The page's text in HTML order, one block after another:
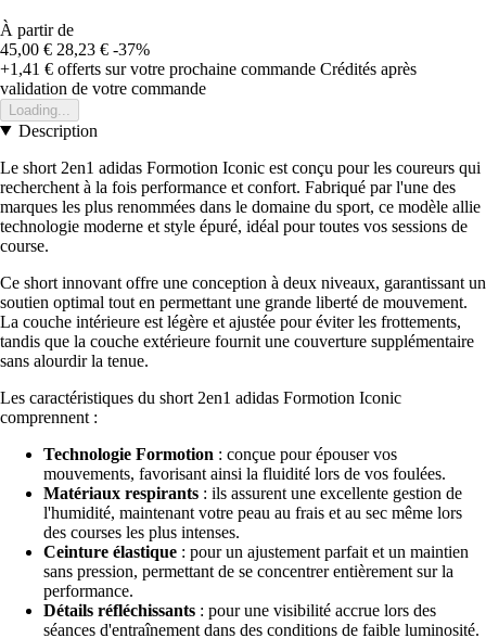
À partir de
45,00 € 28,23 € -37%
+1,41 € offerts sur votre prochaine commande Crédités après
validation de votre commande
Loading...
Description
Le short 2en1 adidas Formotion Iconic est conçu pour les coureurs qui
recherchent à la fois performance et confort. Fabriqué par l'une des
marques les plus renommées dans le domaine du sport, ce modèle allie
technologie moderne et style épuré, idéal pour toutes vos sessions de
course.
Ce short innovant offre une conception à deux niveaux, garantissant un
soutien optimal tout en permettant une grande liberté de mouvement.
La couche intérieure est légère et ajustée pour éviter les frottements,
tandis que la couche extérieure fournit une couverture supplémentaire
sans alourdir la tenue.
Les caractéristiques du short 2en1 adidas Formotion Iconic
comprennent :
Technologie Formotion : conçue pour épouser vos
mouvements, favorisant ainsi la fluidité lors de vos foulées.
Matériaux respirants : ils assurent une excellente gestion de
l'humidité, maintenant votre peau au frais et au sec même lors
des courses les plus intenses.
Ceinture élastique : pour un ajustement parfait et un maintien
sans pression, permettant de se concentrer entièrement sur la
performance.
Détails réfléchissants : pour une visibilité accrue lors des
séances d'entraînement dans des conditions de faible luminosité.